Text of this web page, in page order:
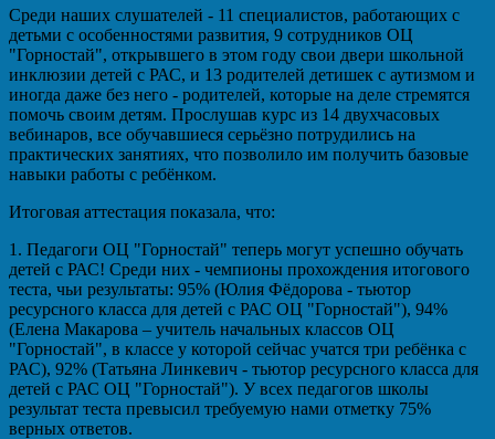
Среди наших слушателей - 11 специалистов, работающих с
детьми с особенностями развития, 9 сотрудников ОЦ
"Горностай", открывшего в этом году свои двери школьной
инклюзии детей с РАС, и 13 родителей детишек с аутизмом и
иногда даже без него - родителей, которые на деле стремятся
помочь своим детям. Прослушав курс из 14 двухчасовых
вебинаров, все обучавшиеся серьёзно потрудились на
практических занятиях, что позволило им получить базовые
навыки работы с ребёнком.
Итоговая аттестация показала, что:
1. Педагоги ОЦ "Горностай" теперь могут успешно обучать
детей с РАС! Среди них - чемпионы прохождения итогового
теста, чьи результаты: 95% (Юлия Фёдорова - тьютор
ресурсного класса для детей с РАС ОЦ "Горностай"), 94%
(Елена Макарова – учитель начальных классов ОЦ
"Горностай", в классе у которой сейчас учатся три ребёнка с
РАС), 92% (Татьяна Линкевич - тьютор ресурсного класса для
детей с РАС ОЦ "Горностай"). У всех педагогов школы
результат теста превысил требуемую нами отметку 75%
верных ответов.